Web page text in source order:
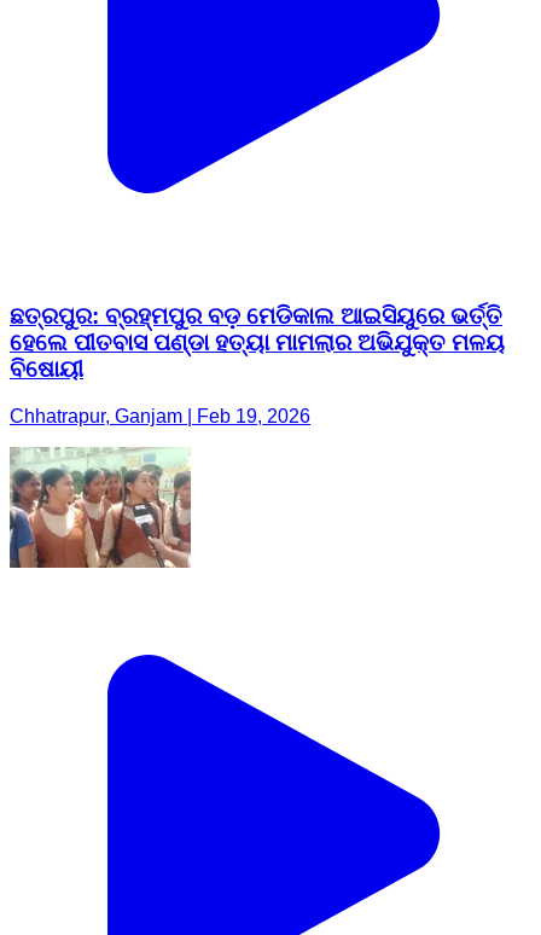
ଛତ୍ରପୁର: ବ୍ରହ୍ମପୁର ବଡ଼ ମେଡିକାଲ ଆଇସିୟୁରେ ଭର୍ତ୍ତି
ହେଲେ ପୀତବାସ ପଣ୍ଡା ହତ୍ୟା ମାମଲାର ଅଭିଯୁକ୍ତ ମଳୟ
ବିଷୋୟୀ
Chhatrapur, Ganjam | Feb 19, 2026